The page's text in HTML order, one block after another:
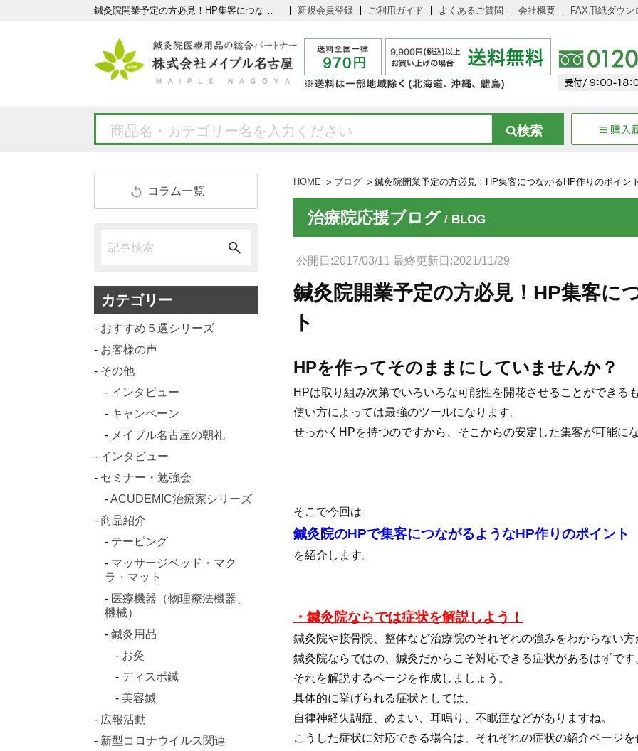
鍼灸院開業予定の方必見！HP集客につながるHP作りのポイント 新規会員登録 ご利用ガイド よくあるご質問 会社概要 FAX用紙ダウン
HOME ブログ 鍼灸院開業予定の方必見！HP集客につながるHP作りのポイント
治療院応援ブログ / BLOG
公開日:2017/03/11 最終更新日:2021/11/29
鍼灸院開業予定の方必見！HP集客に
ト
HPを作ってそのままにしていませんか？
HPは取り組み次第でいろいろな可能性を開花させることができるも
使い方によっては最強のツールになります。
せっかくHPを持つのですから、そこからの安定した集客が可能に
そこで今回は
鍼灸院のHPで集客につながるようなHP作りのポイント
を紹介します。
・鍼灸院ならでは症状を解説しよう！
鍼灸院や接骨院、整体など治療院のそれぞれの強みをわからない方
鍼灸院ならではの、鍼灸だからこそ対応できる症状があるはずです
それを解説するページを作成しましょう。
具体的に挙げられる症状としては、
自律神経失調症、めまい、耳鳴り、不眠症などがありますね。
こうした症状に対応できる場合は、それぞれの症状の紹介ページを
コラム一覧
カテゴリー
おすすめ５選シリーズ
お客様の声
その他
インタビュー
キャンペーン
メイプル名古屋の朝礼
インタビュー
セミナー・勉強会
ACUDEMIC治療家シリーズ
商品紹介
テーピング
マッサージベッド・マク
ラ・マット
医療機器（物理療法機器、
機械）
鍼灸用品
お灸
ディスポ鍼
美容鍼
広報活動
新型コロナウイルス関連